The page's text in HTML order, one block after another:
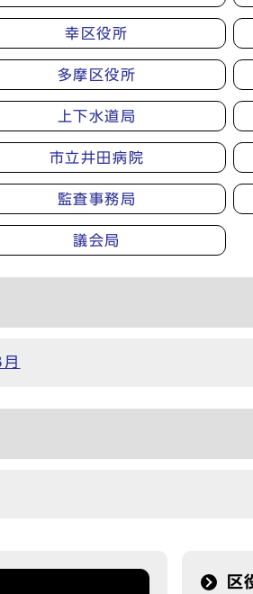
幸区役所
多摩区役所
上下水道局
市立井田病院
監査事務局
議会局
区